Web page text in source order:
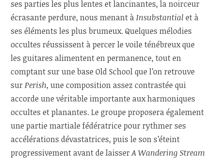
ses parties les plus lentes et lancinantes, la noirceur
écrasante perdure, nous menant àInsubstantial et à
ses éléments les plus brumeux. Quelques mélodies
occultes réussissent à percer le voile ténébreux que
les guitares alimentent en permanence, tout en
comptant sur une base Old School que l’on retrouve
surPerish, une composition assez contrastée qui
accorde une véritable importante aux harmoniques
occultes et planantes. Le groupe proposera également
une partie martiale fédératrice pour rythmer ses
accélérations dévastatrices, puis le son s’éteint
progressivement avant de laisserA Wandering Stream